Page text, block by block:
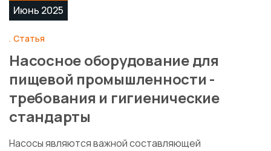
Июнь 2025
Статья
Насосное оборудование для
пищевой промышленности -
требования и гигиенические
стандарты
Насосы являются важной составляющей